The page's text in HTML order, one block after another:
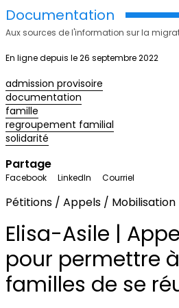
Documentation
Aux sources de l'information sur la
En ligne depuis le 26 septembre 2022
admission provisoire
documentation
famille
regroupement familial
solidarité
Partage
Facebook LinkedIn Courriel
Pétitions / Appels / Mobilisation
Elisa-Asile |
pour permettre
familles de se